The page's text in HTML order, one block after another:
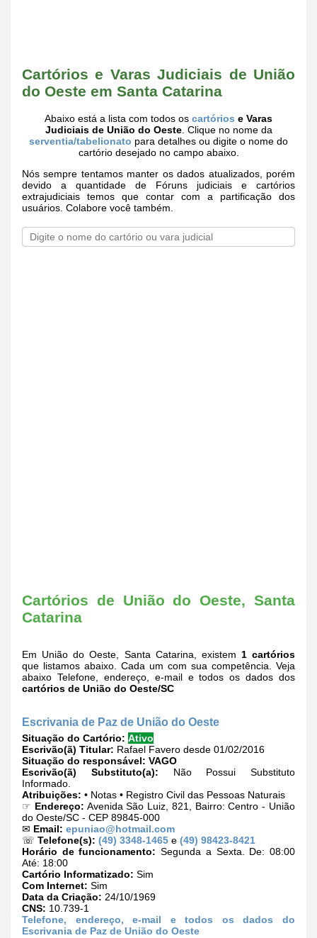
Cartórios e Varas Judiciais de União
do Oeste em Santa Catarina
Abaixo está a lista com todos os cartórios e Varas
Judiciais de União do Oeste. Clique no nome da
serventia/tabelionato para detalhes ou digite o nome do
cartório desejado no campo abaixo.
Nós sempre tentamos manter os dados atualizados, porém
devido a quantidade de Fóruns judiciais e cartórios
extrajudiciais temos que contar com a partificação dos
usuários. Colabore você também.
Cartórios de União do Oeste, Santa
Catarina
Em União do Oeste, Santa Catarina, existem 1 cartórios
que listamos abaixo. Cada um com sua competência. Veja
abaixo Telefone, endereço, e-mail e todos os dados dos
cartórios de União do Oeste/SC
Escrivania de Paz de União do Oeste
Situação do Cartório: Ativo
Escrivão(ã) Titular: Rafael Favero desde 01/02/2016
Situação do responsável: VAGO
Escrivão(ã) Substituto(a): Não Possui Substituto
Informado.
Atribuições: • Notas • Registro Civil das Pessoas Naturais
☞ Endereço: Avenida São Luiz, 821, Bairro: Centro - União
do Oeste/SC - CEP 89845-000
✉ Email: epuniao@hotmail.com
☏ Telefone(s): (49) 3348-1465 e (49) 98423-8421
Horário de funcionamento: Segunda a Sexta. De: 08:00
Até: 18:00
Cartório Informatizado: Sim
Com Internet: Sim
Data da Criação: 24/10/1969
CNS: 10.739-1
Telefone, endereço, e-mail e todos os dados do
Escrivania de Paz de União do Oeste